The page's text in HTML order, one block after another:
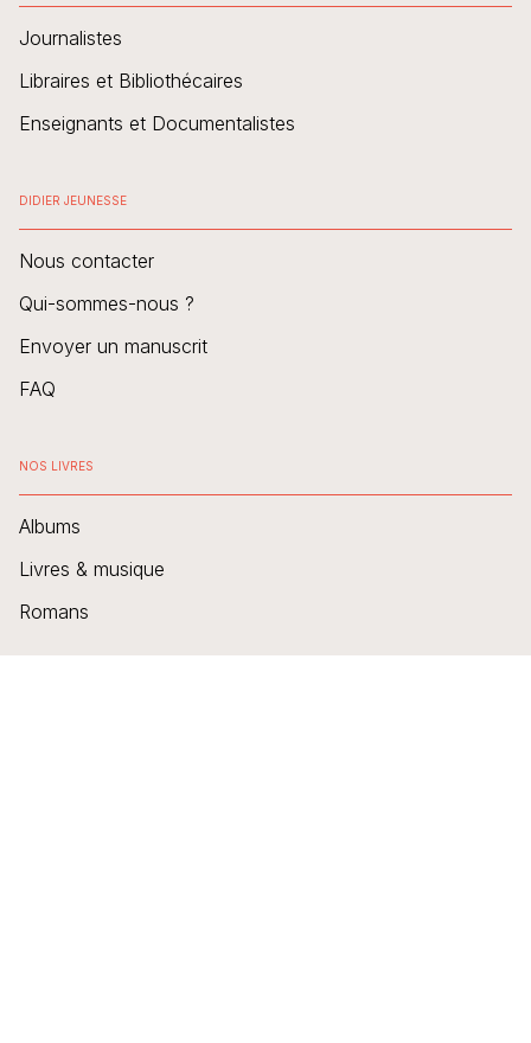
Journalistes
Libraires et Bibliothécaires
Enseignants et Documentalistes
DIDIER JEUNESSE
Nous contacter
Qui-sommes-nous ?
Envoyer un manuscrit
FAQ
NOS LIVRES
Albums
Livres & musique
Romans